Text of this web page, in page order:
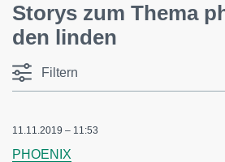
Storys zum Thema
den linden
Filtern
11.11.2019 – 11:53
PHOENIX